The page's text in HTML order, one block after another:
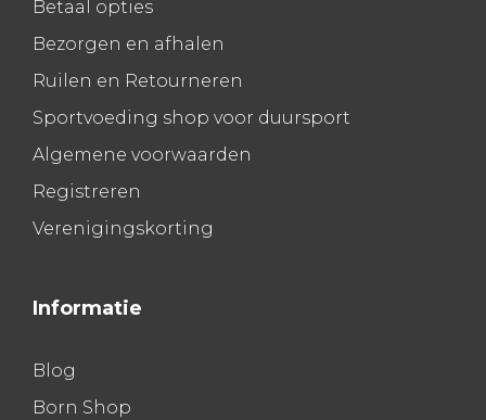
Betaal opties
Bezorgen en afhalen
Ruilen en Retourneren
Sportvoeding shop voor duursport
Algemene voorwaarden
Registreren
Verenigingskorting
Informatie
Blog
Born Shop